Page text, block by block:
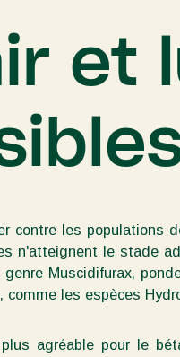
les populations
le stade
Muscidifurax,
les espèces
agréable pour le